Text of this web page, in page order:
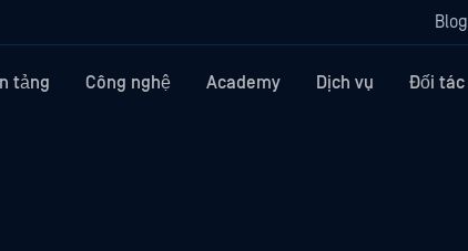
Blog
tảng Công nghệ Academy Dịch vụ Đối tác